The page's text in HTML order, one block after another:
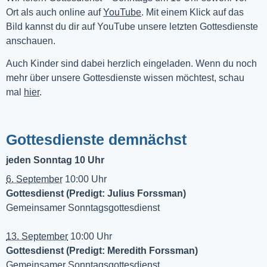
Ort als auch online auf YouTube. Mit einem Klick auf das
Bild kannst du dir auf YouTube unsere letzten Gottesdienste
anschauen.
Auch Kinder sind dabei herzlich eingeladen. Wenn du noch
mehr über unsere Gottesdienste wissen möchtest, schau
mal
hier.
Gottesdienste demnächst
jeden Sonntag 10 Uhr
6. September 10:00 Uhr
Gottesdienst (Predigt: Julius Forssman)
Gemeinsamer Sonntagsgottesdienst
13. September 10:00 Uhr
Gottesdienst (Predigt: Meredith Forssman)
Gemeinsamer Sonntagsgottesdienst